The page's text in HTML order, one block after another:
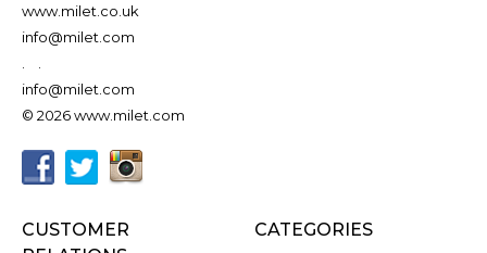
www.milet.co.uk
info@milet.com
info@milet.com
© 2026 www.milet.com
CUSTOMER
CATEGORIES